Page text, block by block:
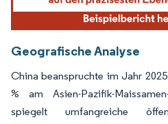
Geografische Analyse
China beanspruchte im Jahr
% am Asien-Pazifik-
spiegelt umfangreiche